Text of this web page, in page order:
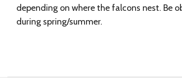
depending on where the falcons nest. Be
during spring/summer.